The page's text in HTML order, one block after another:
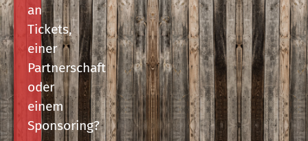
an
Tickets,
einer
Partnerschaft
oder
einem
Sponsoring?